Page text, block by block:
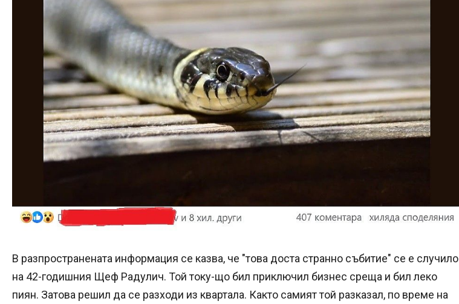
В разпространената информация се казва, че "това доста странно събитие" се е случило
на 42-годишния Щеф Радулич. Той току-що бил приключил бизнес среща и бил леко
пиян. Затова решил да се разходи из квартала. Както самият той разказал, по време на